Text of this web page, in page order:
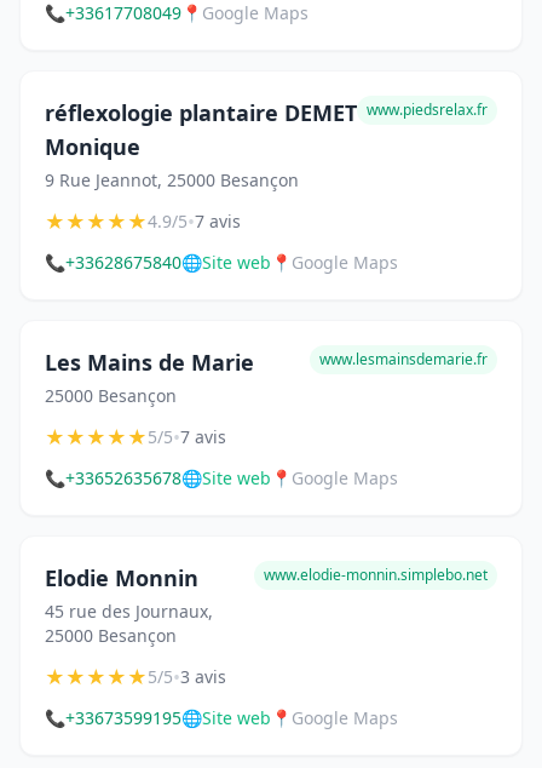
📞+33617708049 📍 Google Maps
réflexologie plantaire DEMET
Monique
9 Rue Jeannot, 25000 Besançon
www.piedsrelax.fr
★★★★★4.9/5•7 avis
📞+33628675840🌐Site web 📍 Google Maps
Les Mains de Marie
25000 Besançon
www.lesmainsdemarie.fr
★★★★★5/5•7 avis
📞+33652635678🌐Site web 📍 Google Maps
Elodie Monnin
45 rue des Journaux,
25000 Besançon
www.elodie-monnin.simplebo.net
★★★★★5/5•3 avis
📞+33673599195🌐Site web 📍 Google Maps